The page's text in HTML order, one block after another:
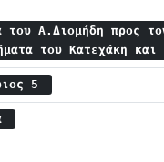
του Α.Διομήδη προς
του Κατεχάκη
5